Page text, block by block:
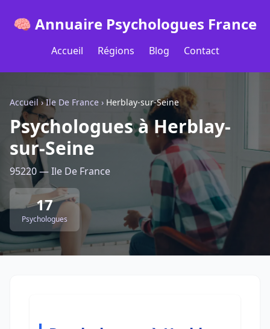
🧠 Annuaire Psychologues France
Accueil Régions Blog Contact
Accueil ›Ile De France › Herblay-sur-Seine
Psychologues à Herblay-
sur-Seine
95220 — Ile De France
17
Psychologues